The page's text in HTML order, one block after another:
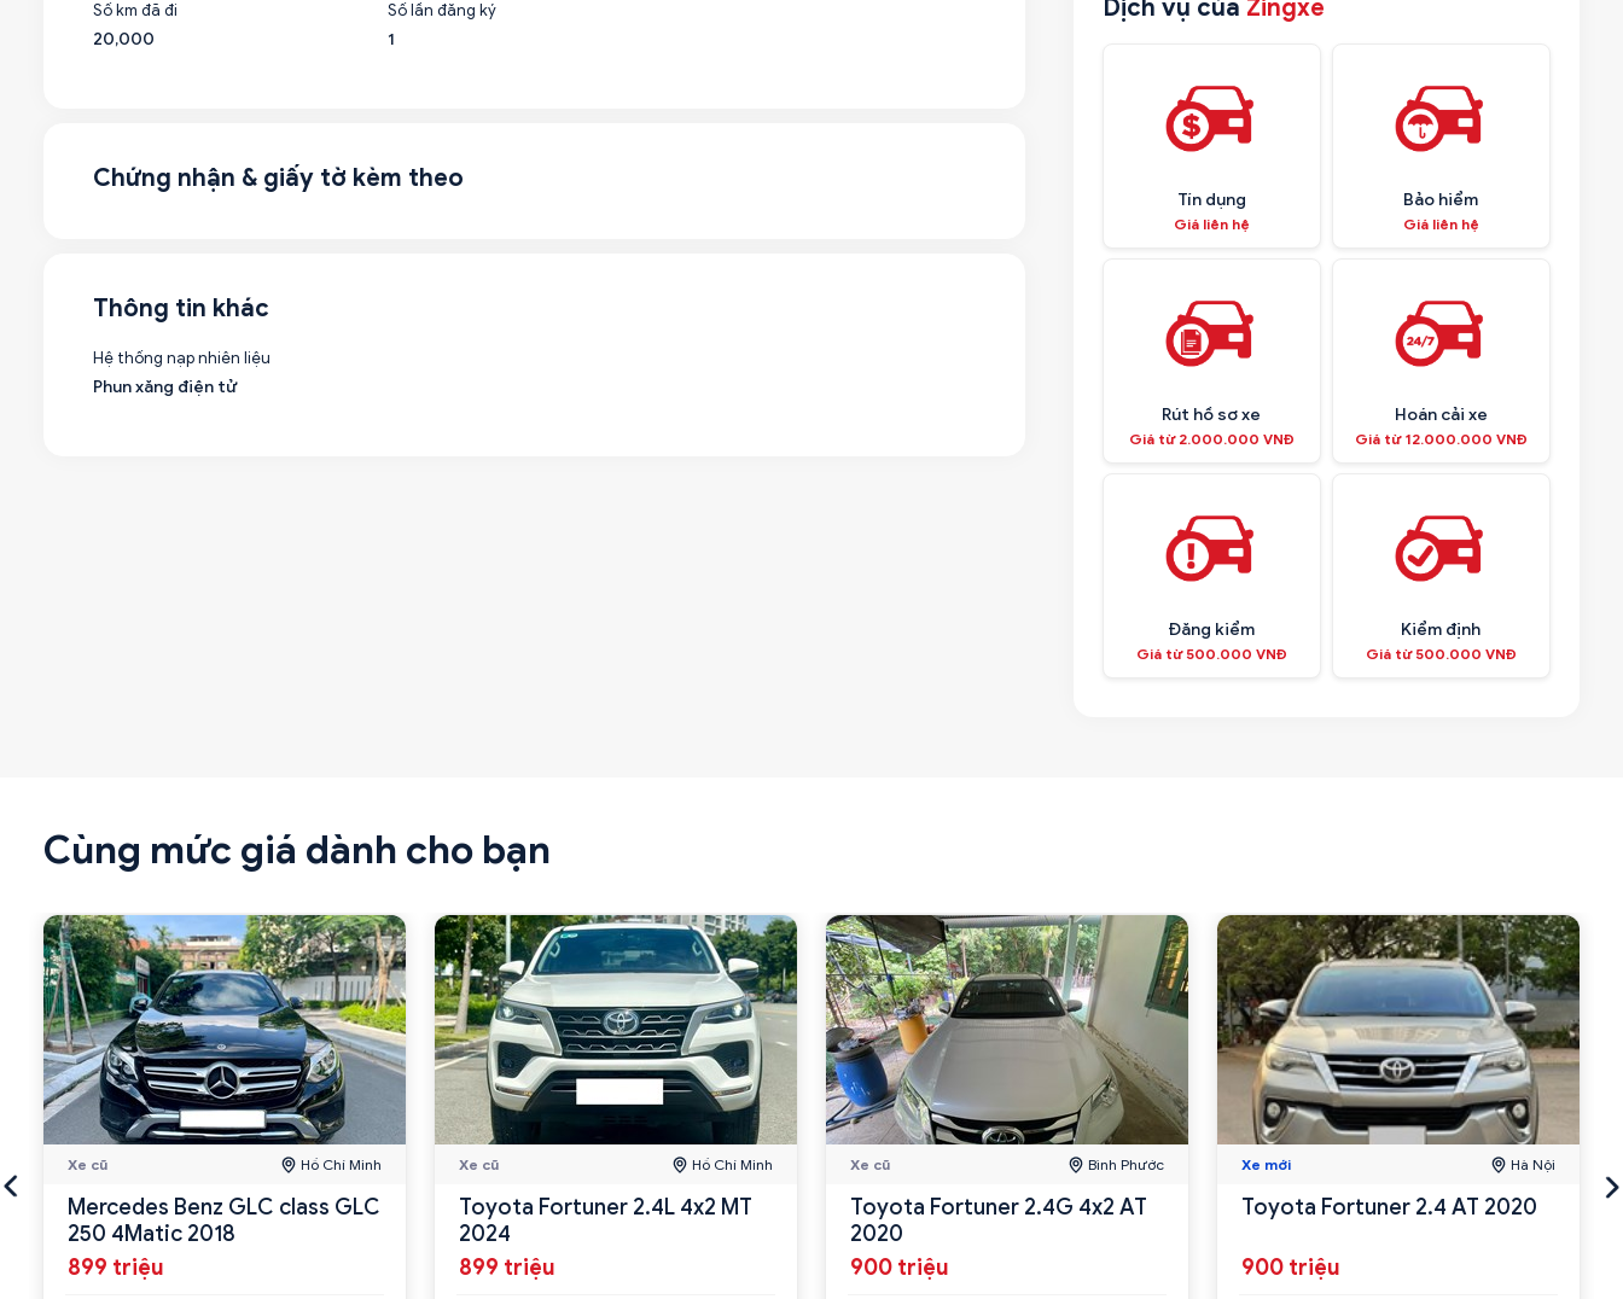
Dịch vụ của Zingxe
Tín dụng
Giá liên hệ
Bảo hiểm
Giá liên hệ
Rút hồ sơ xe
Giá từ 2.000.000 VNĐ
Hoán cải xe
Giá từ 12.000.000 VNĐ
Đăng kiểm
Giá từ 500.000 VNĐ
Kiểm định
Giá từ 500.000 VNĐ
Số km đã đi
20,000
Số lần đăng ký
1
Chứng nhận & giấy tờ kèm theo
Thông tin khác
Hệ thống nạp nhiên liệu
Phun xăng điện tử
Cùng mức giá dành cho bạn
Xe cũ Hồ Chí Minh
Mercedes Benz GLC class GLC
250 4Matic 2018
899 triệu
Xe cũ Hồ Chí Minh
Toyota Fortuner 2.4L 4x2 MT
2024
899 triệu
Xe cũ Bình Phước
Toyota Fortuner 2.4G 4x2 AT
2020
900 triệu
Xe mới Hà Nội
Toyota Fortuner 2.4 AT 2020
900 triệu